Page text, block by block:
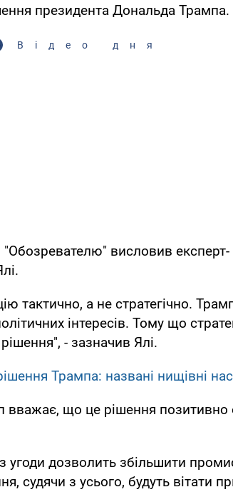
президента Дональда Трампа.
Відео дня
"Обозревателю" висловив експерт-
тактично, а не стратегічно.
інтересів. Тому що
- зазначив Ялі.
Трампа: названі нищівні
вважає, що це рішення
угоди дозволить збільшити
судячи з усього, будуть вітати